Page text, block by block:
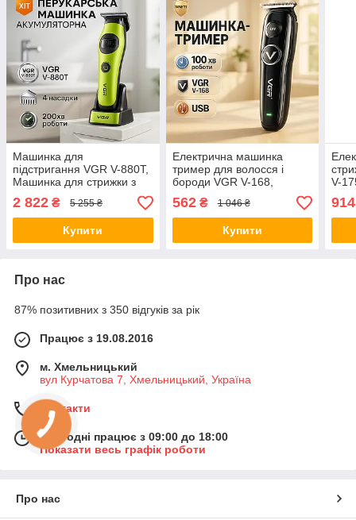
Машинка для
підстригання VGR V-880T,
Машинка для стрижки з
потужним акумулятором,
Тример бездротовий RN-
44
2 822 ₴ 5 255 ₴
Купити
Електрична машинка
тример для волосся і
бороди VGR V-168,
Водонепроникний тример
для стрижки MZ-75
562₴ 1 046 ₴
Купити
V-
для
914
Про нас
87% позитивних з 350 відгуків за рік
Працює з 19.08.2016
м. Хмельницький
вул Курчатова 7, Хмельницький, Україна
Контакти
Сьогодні працює з 09:00 до 18:00
Показати весь графік роботи
Про нас